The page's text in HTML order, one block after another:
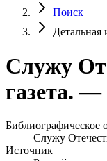
Поиск
Служу
газета.
Библиографическое
Служу
Источник